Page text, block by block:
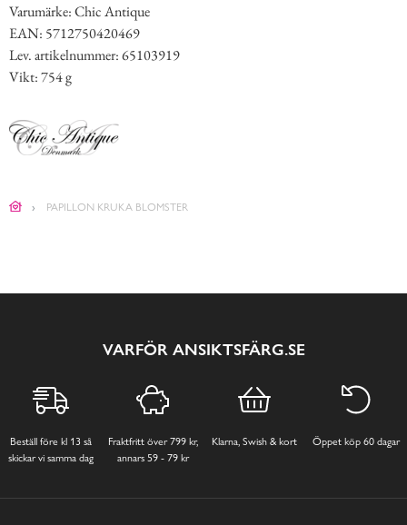
Varumärke: Chic Antique
EAN: 5712750420469
Lev. artikelnummer: 65103919
Vikt: 754 g
PAPILLON KRUKA BLOMSTER
VARFÖR ANSIKTSFÄRG.SE
Beställ före kl 13 så
skickar vi samma dag
Fraktfritt över 799 kr,
annars 59 - 79 kr
Klarna, Swish & kort Öppet köp 60 dagar